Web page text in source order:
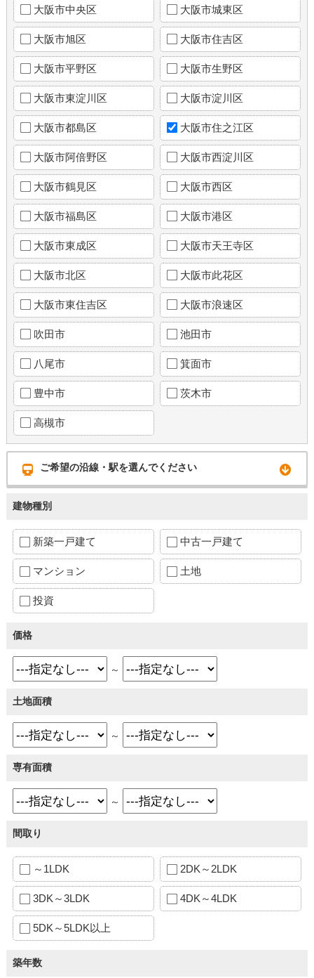
大阪市中央区 大阪市城東区
大阪市旭区 大阪市住吉区
大阪市平野区 大阪市生野区
大阪市東淀川区 大阪市淀川区
大阪市都島区 大阪市住之江区
大阪市阿倍野区 大阪市西淀川区
大阪市鶴見区 大阪市西区
大阪市福島区 大阪市港区
大阪市東成区 大阪市天王寺区
大阪市北区 大阪市此花区
大阪市東住吉区 大阪市浪速区
吹田市 池田市
八尾市 箕面市
豊中市 茨木市
高槻市
ご希望の沿線・駅を選んでください
建物種別
新築一戸建て 中古一戸建て
マンション 土地
投資
価格
～
土地面積
～
専有面積
～
間取り
～1LDK 2DK～2LDK
3DK～3LDK 4DK～4LDK
5DK～5LDK以上
築年数